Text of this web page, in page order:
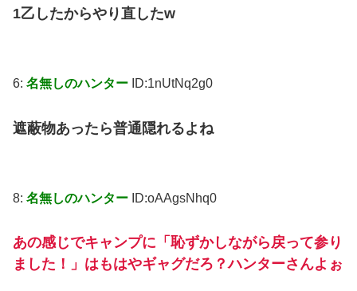
1乙したからやり直したw
6: 名無しのハンター ID:1nUtNq2g0
遮蔽物あったら普通隠れるよね
8: 名無しのハンター ID:oAAgsNhq0
あの感じでキャンプに「恥ずかしながら戻って参り
ました！」はもはやギャグだろ？ハンターさんよぉ